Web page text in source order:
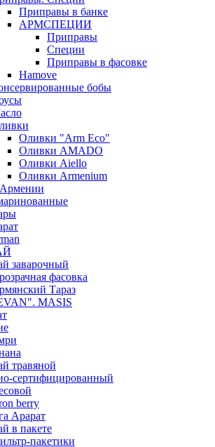
Приправы в банке
АРМСПЕЦИИ
Приправы
Специи
Приправы в фасовке
Hamove
бобы
Оливки "Arm Eco"
Оливки AMADO
Оливки Aiello
Оливки Armenium
заварочный
фасовка
Тараз
MASIS
травяной
сертифицированный
berry
Арарат
в пакете
пакетики